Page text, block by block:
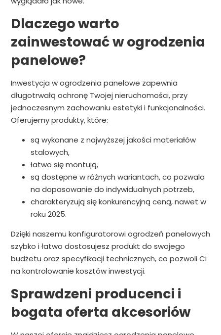
Dlaczego warto
zainwestować w ogrodzenia
panelowe?
Inwestycja w ogrodzenia panelowe zapewnia
długotrwałą ochronę Twojej nieruchomości, przy
jednoczesnym zachowaniu estetyki i funkcjonalności.
Oferujemy produkty, które:
są wykonane z najwyższej jakości materiałów
stalowych,
łatwo się montują,
są dostępne w różnych wariantach, co pozwala
na dopasowanie do indywidualnych potrzeb,
charakteryzują się konkurencyjną ceną, nawet w
roku 2025.
Dzięki naszemu konfiguratorowi ogrodzeń panelowych
szybko i łatwo dostosujesz produkt do swojego
budżetu oraz specyfikacji technicznych, co pozwoli Ci
na kontrolowanie kosztów inwestycji.
Sprawdzeni producenci i
bogata oferta akcesoriów